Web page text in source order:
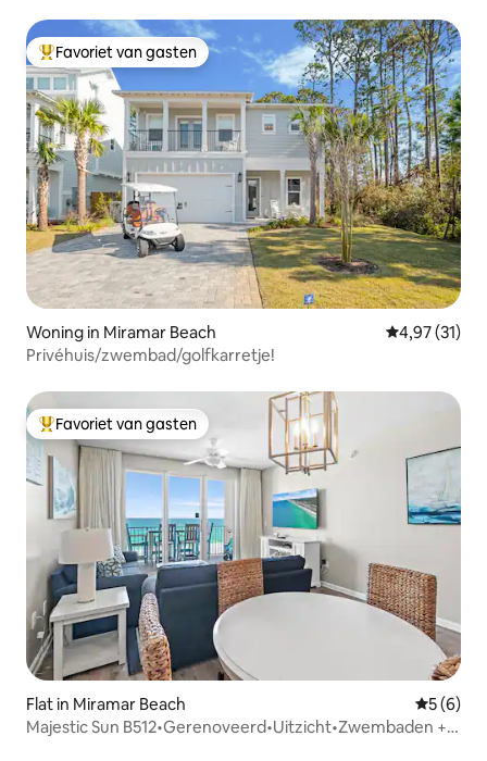
Topfavoriet van gasten
Favoriet van gasten
Woning in Miramar Beach Gemiddelde
4,97 (31)
Privéhuis/zwembad/golfkarretje!
Topfavoriet van gasten
Favoriet van gasten
Flat in Miramar Beach
5 (6)
Majestic Sun B512•Gerenoveerd•Uitzicht•Zwembaden +